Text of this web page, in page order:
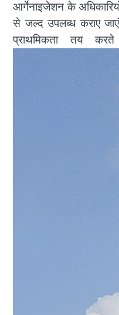
आर्गेनाइजेशन के
से जल्द उपलब्ध कराए
प्राथमिकता तय